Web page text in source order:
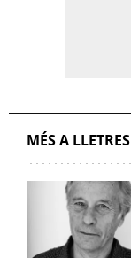
MÉS A LLETRES